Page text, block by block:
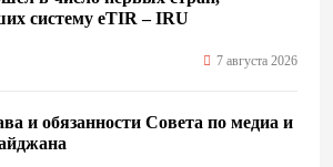
систему eTIR – IRU
7 августа 2026
и обязанности Совета по медиа и